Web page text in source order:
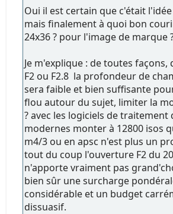
Oui il est certain que c'était
mais finalement à quoi bon
24x36 ? pour l'image de marque
Je m'explique : de toutes façons,
F2 ou F2.8 la profondeur de
sera faible et bien suffisante
flou autour du sujet, limiter la
? avec les logiciels de
modernes monter à 12800 isos
m4/3 ou en apsc n'est plus un
tout du coup l'ouverture F2 du
n'apporte vraiment pas
bien sûr une surcharge
considérable et un budget
dissuasif.